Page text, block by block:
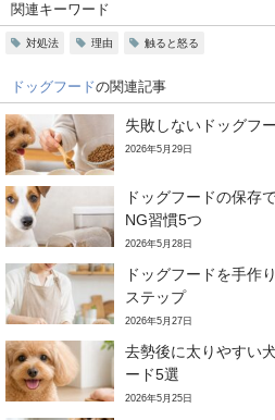
関連キーワード
対処法 理由 触ると怒る
ドッグフードの関連記事
失敗しないドッグフ
2026年5月29日
ドッグフードの保存
NG習慣5つ
2026年5月28日
ドッグフードを手作
ステップ
2026年5月27日
去勢後に太りやすい
ード5選
2026年5月25日